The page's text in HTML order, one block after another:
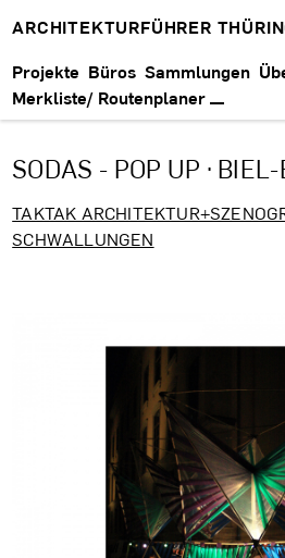
ARCHITEKTURFÜHRER
Projekte Büros Sammlungen
Merkliste/ Routenplaner
SODAS - POP UP ·
TAKTAK
SCHWALLUNGEN